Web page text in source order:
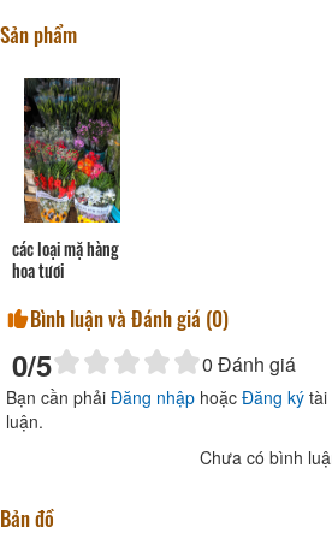
Sản phẩm
các loại mặ hàng
hoa tươi
Bình luận và Đánh giá (0)
0/5 0 Đánh giá
Bạn cần phải Đăng nhập hoặc Đăng ký tài
luận.
Chưa có bình
Bản đồ